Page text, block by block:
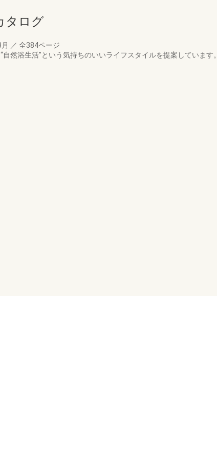
タログ
／ 全384ページ
然浴生活”という気持ちのいいライフスタイルを提案しています。